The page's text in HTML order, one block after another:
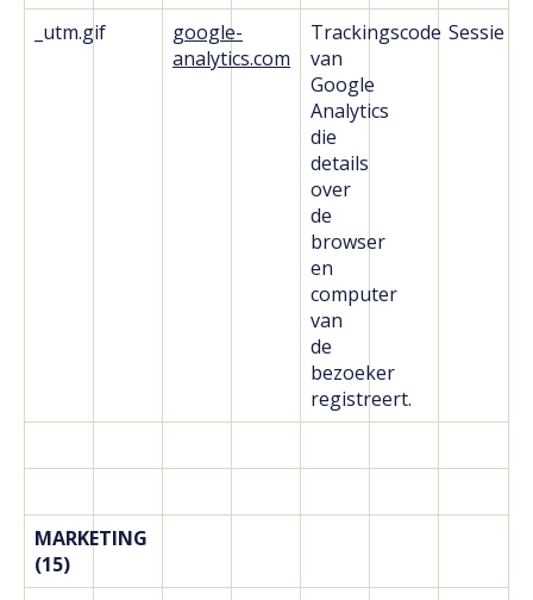
_utm.gif
google-
analytics.com
Trackingscode
van
Google
Analytics
die
details
over
de
browser
en
computer
van
de
bezoeker
registreert.
Sessie
MARKETING
(15)